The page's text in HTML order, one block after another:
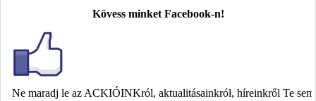
Kövess minket Facebook-n!
Ne maradj le az ACKIÓINKról, aktualitásainkról, híreinkről Te